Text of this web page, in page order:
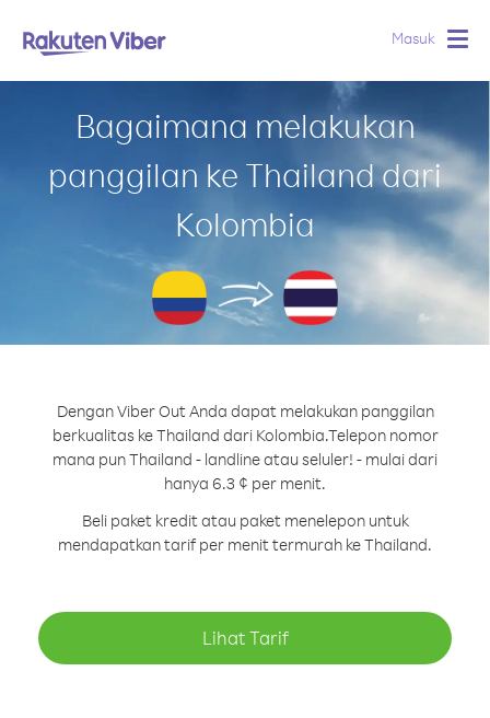
Masuk
Bagaimana melakukan
panggilan ke Thailand dari
Kolombia
Dengan Viber Out Anda dapat melakukan panggilan
berkualitas ke Thailand dari Kolombia.Telepon nomor
mana pun Thailand - landline atau seluler! - mulai dari
hanya 6.3 ¢ per menit.
Beli paket kredit atau paket menelepon untuk
mendapatkan tarif per menit termurah ke Thailand.
Lihat Tarif